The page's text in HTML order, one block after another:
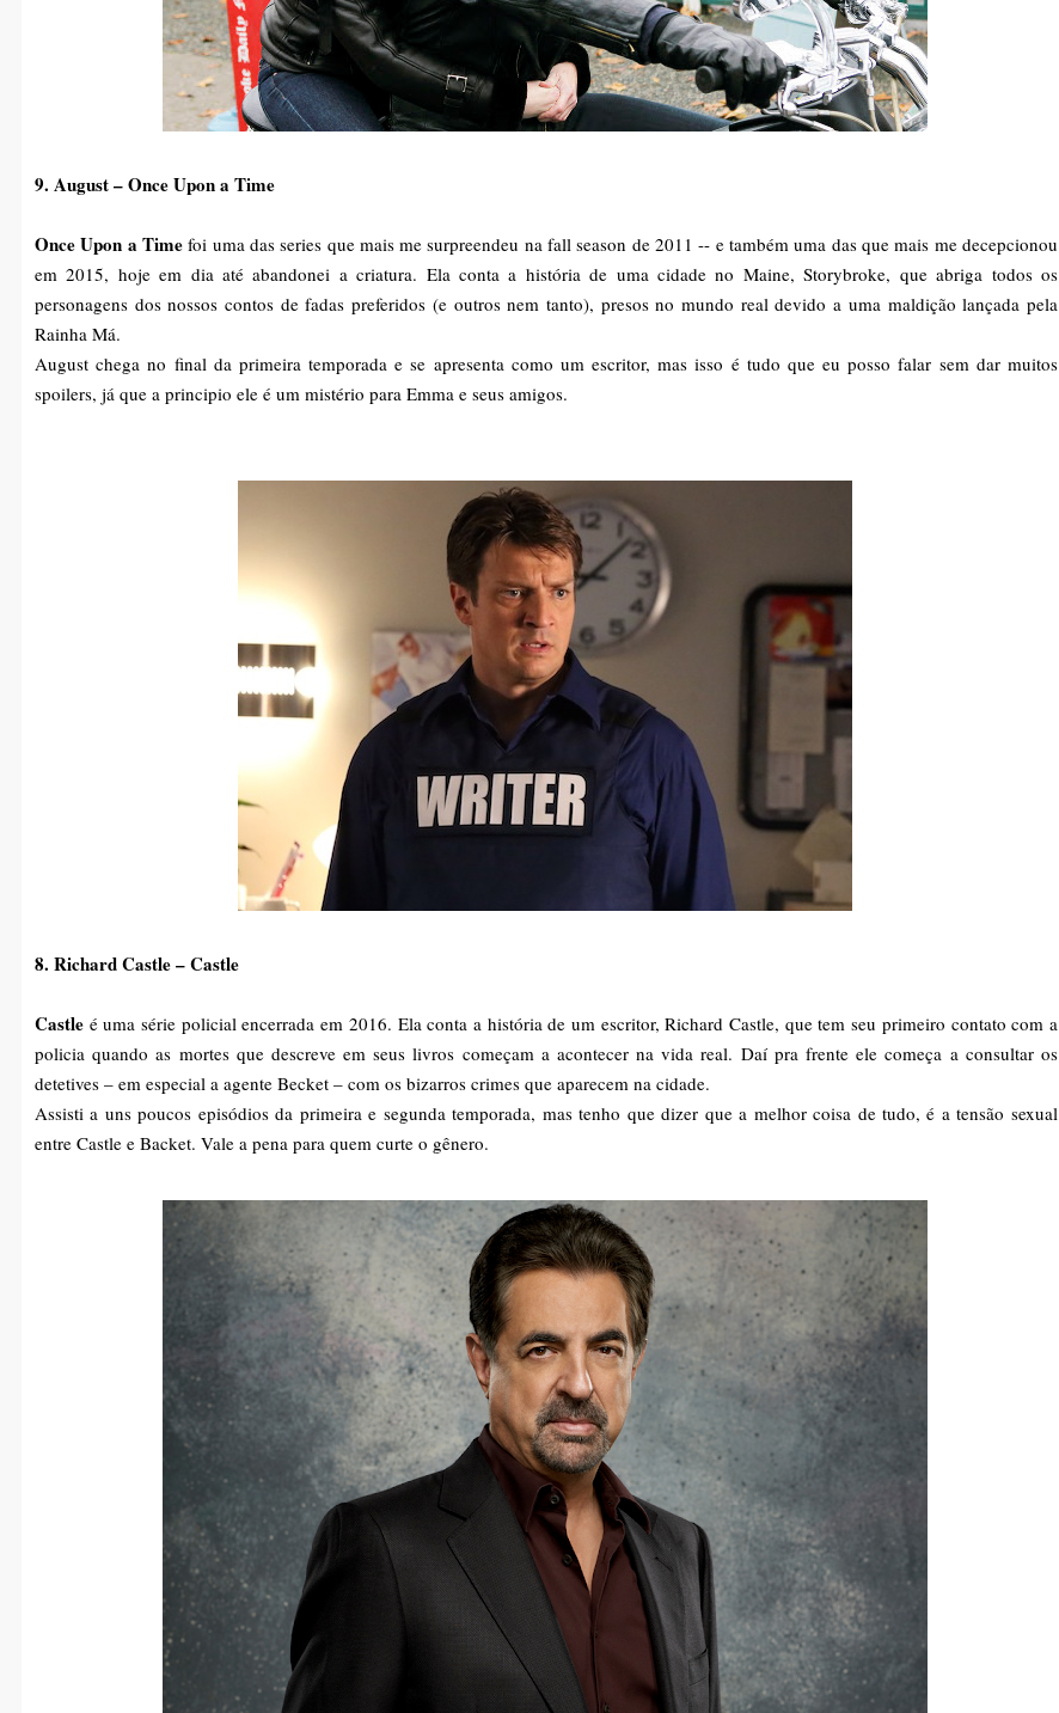
9. August – Once Upon a Time
Once Upon a Timefoi uma das series que mais me surpreendeu na fall season de 2011 -- e também uma das que mais me decepcionou
em 2015, hoje em dia até abandonei a criatura. Ela conta a história de uma cidade no Maine, Storybroke, que abriga todos os
personagens dos nossos contos de fadas preferidos (e outros nem tanto), presos no mundo real devido a uma maldição lançada pela
Rainha Má.
August chega no final da primeira temporada e se apresenta como um escritor, mas isso é tudo que eu posso falar sem dar muitos
spoilers, já que a principio ele é um mistério para Emma e seus amigos.
8. Richard Castle – Castle
Castle é uma série policial encerrada em 2016. Ela conta a história de um escritor, Richard Castle, que tem seu primeiro contato com a
policia quando as mortes que descreve em seus livros começam a acontecer na vida real. Daí pra frente ele começa a consultar os
detetives – em especial a agente Becket – com os bizarros crimes que aparecem na cidade.
Assisti a uns poucos episódios da primeira e segunda temporada, mas tenho que dizer que a melhor coisa de tudo, é a tensão sexual
entre Castle e Backet. Vale a pena para quem curte o gênero.